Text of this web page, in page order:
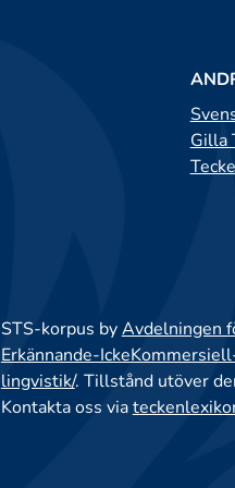
Gilla
STS-korpus byAvdelningen
Erkännande-
lingvistik/. Tillstånd utöver
Kontakta oss via